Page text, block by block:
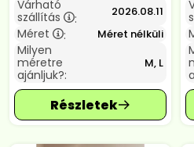
Várható
szállítás
: 2026.08.11
Méret : Méret nélküli
Milyen
méretre
ajánljuk?:
M, L